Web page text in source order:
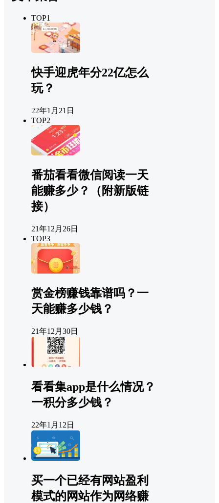
TOP1
快手迎虎年分22亿怎么
玩？
22年1月21日
TOP2
番茄看看微信阅读一天
能赚多少？（附新版链
接）
21年12月26日
TOP3
赏金榜赚钱靠谱吗？一
天能赚多少钱？
21年12月30日
看看集app是什么情况？
一积分多少钱？
22年1月12日
买一个已经有网站盈利
模式的网站作为网络赚